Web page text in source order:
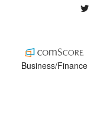
Business/Finance